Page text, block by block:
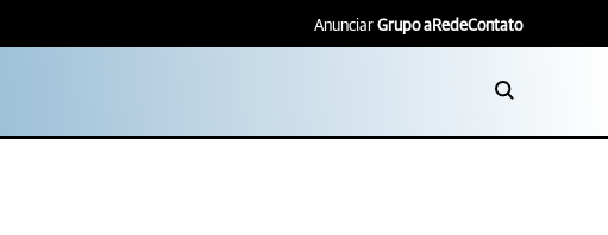
Anunciar Grupo aRedeContato